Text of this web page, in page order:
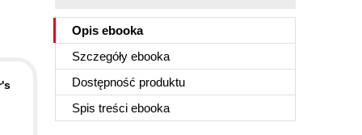
Opis ebooka
Szczegóły ebooka
Dostępność produktu
Spis treści ebooka